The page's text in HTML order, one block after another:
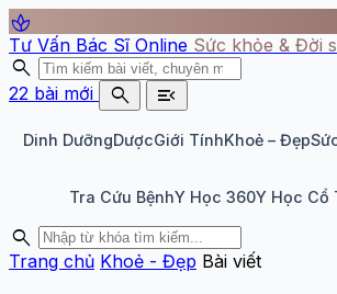
spa
Tư Vấn Bác Sĩ Online Sức khỏe & Đời
search
22 bài mới search menu_open
Dinh DưỡngDượcGiới TínhKhoẻ – Đẹp
Tra Cứu BệnhY Học 360Y Học Cổ
search
Trang chủ Khoẻ - Đẹp Bài viết